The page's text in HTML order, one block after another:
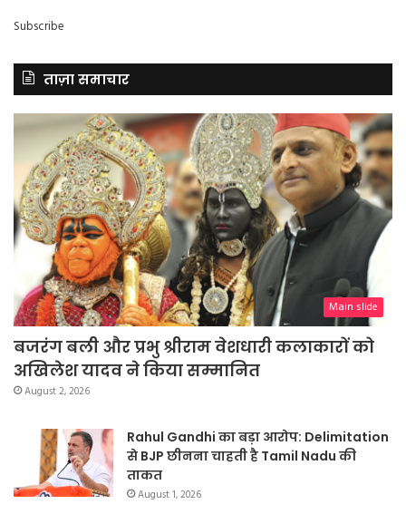
Subscribe
ताज़ा समाचार
Main slide
बजरंग बली और प्रभु श्रीराम वेशधारी कलाकारों को
अखिलेश यादव ने किया सम्मानित
August 2, 2026
Rahul Gandhi का बड़ा आरोप: Delimitation
से BJP छीनना चाहती है Tamil Nadu की
ताकत
August 1, 2026